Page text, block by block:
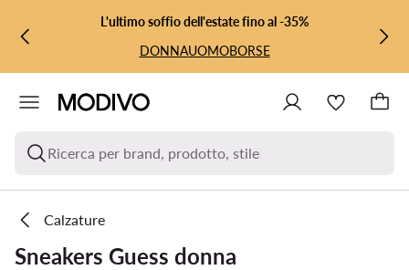
VAI AL CONTENUTO PRINCIPALE
VAI ALLA RICERCAL'ultimo soffio dell'estate fino al -35%
DONNAUOMOBORSE
Ricerca per brand, prodotto, stile
Calzature
Sneakers Guess donna